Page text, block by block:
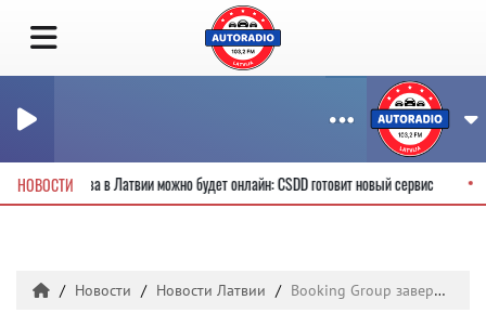
НОВОСТИ права в Латвии можно будет онлайн: CSDD готовит новый сервис
Новости Новости Латвии Booking Group завершает 2024 год с оборотом 212,3 млн евро и запускает глобальный Marketplace на International Car Rental Show в Лас-Вегасе